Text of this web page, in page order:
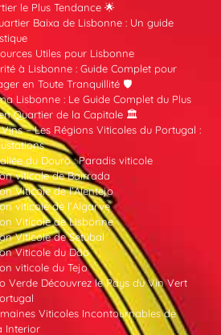
le Plus Tendance 🌟
Baixa de Lisbonne : Un guide
Utiles pour Lisbonne
à Lisbonne : Guide Complet pour
en Toute Tranquillité 🛡️
Lisbonne : Le Guide Complet du Plus
Quartier de la Capitale 🏛️
– Les Régions Viticoles du Portugal :
du Douro : Paradis viticole
viticole de Bairrada
Viticole de l’Alentejo
viticole de l’Algarve
Viticole de Lisbonne
Viticole de Setúbal
Viticole du Dão
viticole du Tejo
Verde Découvrez le Pays du Vin Vert
Viticoles Incontournables de
Interior